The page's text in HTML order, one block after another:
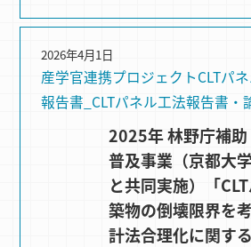
産学官連携プロジェクトCLTパ
報告書_CLTパネル工法報告書・
2026年4月1日
2025年 林野庁補
普及事業（京都大
と共同実施）「
築物の倒壊限界を
計法合理化に関す